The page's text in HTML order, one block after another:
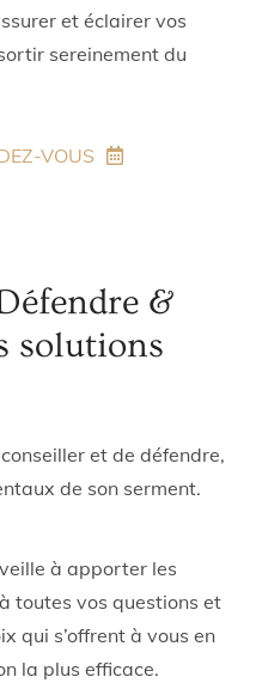
et éclairer vos
sereinement du
VOUS
&
solutions
et de défendre,
de son serment.
à apporter les
toutes vos questions et
qui s’offrent à vous en
la plus efficace.